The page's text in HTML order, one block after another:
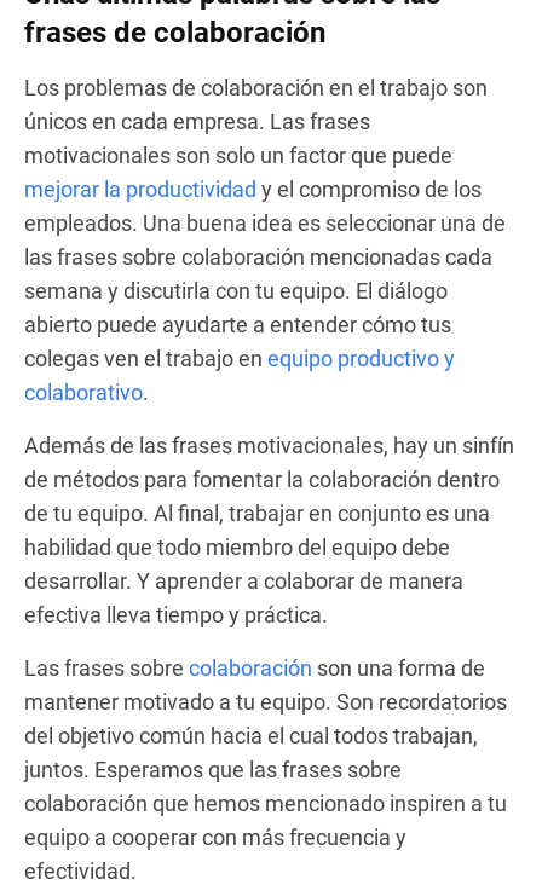
frases de colaboración
Los problemas de colaboración en el trabajo son
únicos en cada empresa. Las frases
motivacionales son solo un factor que puede
mejorar la productividad y el compromiso de los
empleados. Una buena idea es seleccionar una de
las frases sobre colaboración mencionadas cada
semana y discutirla con tu equipo. El diálogo
abierto puede ayudarte a entender cómo tus
colegas ven el trabajo en equipo productivo y
colaborativo.
Además de las frases motivacionales, hay un sinfín
de métodos para fomentar la colaboración dentro
de tu equipo. Al final, trabajar en conjunto es una
habilidad que todo miembro del equipo debe
desarrollar. Y aprender a colaborar de manera
efectiva lleva tiempo y práctica.
Las frases sobre colaboración son una forma de
mantener motivado a tu equipo. Son recordatorios
del objetivo común hacia el cual todos trabajan,
juntos. Esperamos que las frases sobre
colaboración que hemos mencionado inspiren a tu
equipo a cooperar con más frecuencia y
efectividad.